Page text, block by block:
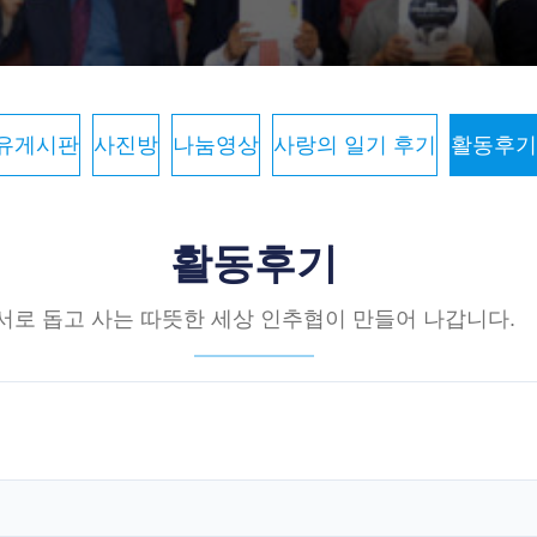
게시판 사진방 나눔영상 사랑의 일기 후기 활동후기
활동후기
로 돕고 사는 따뜻한 세상 인추협이 만들어 나갑니다.